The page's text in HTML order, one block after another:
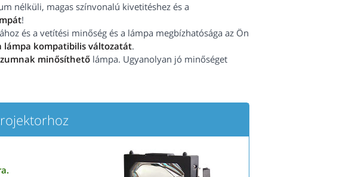
nélküli, magas színvonalú kivetitéshez és a
!
és a vetítési minőség és a lámpa megbízhatósága az Ön
lámpa kompatibilis változatát.
minősíthető lámpa. Ugyanolyan jó minőséget